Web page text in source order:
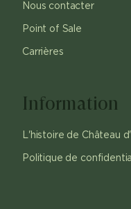
Nous contacter
Point of Sale
Carrières
Information
L'histoire de Château
Politique de